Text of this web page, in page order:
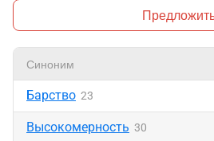
Синоним
Барство 23
Высокомерность 30